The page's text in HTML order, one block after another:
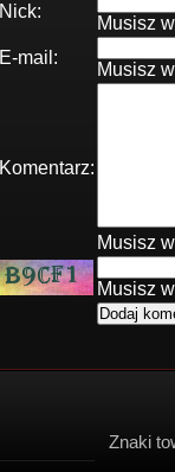
Nick:
Musisz
E-mail:
Musisz
Komentarz:
Musisz
Musisz
Znaki